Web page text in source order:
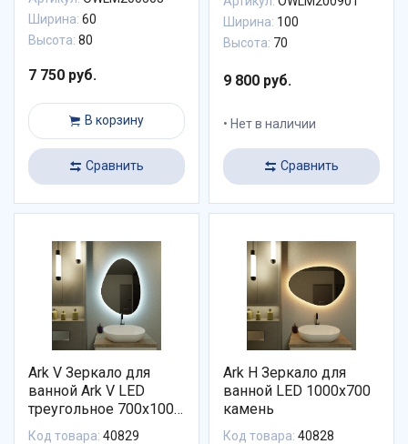
Ширина: 60
Высота: 80
7 750 руб.
В корзину
Сравнить
Ширина: 100
Высота: 70
9 800 руб.
Нет в наличии
Сравнить
Ark V Зеркало для
ванной Ark V LED
треугольное 700х1000
капля
Код товара: 40829
Ark H Зеркало для
ванной LED 1000х700
камень
Код товара: 40828